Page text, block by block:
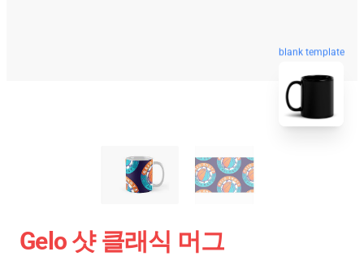
blank template
Gelo 샷 클래식 머그